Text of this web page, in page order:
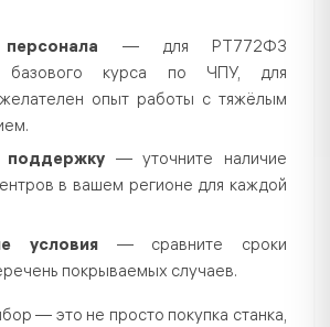
— для РТ772Ф3
базового курса по ЧПУ, для
опыт работы с тяжёлым
поддержку— уточните наличие
в вашем регионе для каждой
условия— сравните сроки
покрываемых случаев.
— это не просто покупка станка,